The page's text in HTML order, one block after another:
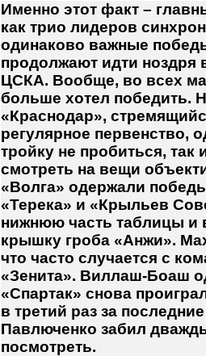
Именно этот факт –
как трио лидеров
одинаково важные
продолжают идти ноздря
ЦСКА. Вообще, во всех
больше хотел победить.
«Краснодар»,
регулярное первенство,
тройку не пробиться, так
смотреть на вещи
«Волга» одержали
«Терека» и «Крыльев
нижнюю часть таблицы и
крышку гроба «Анжи».
что часто случается с
«Зенита». Виллаш-Боаш
«Спартак» снова
в третий раз за
Павлюченко забил
посмотреть.